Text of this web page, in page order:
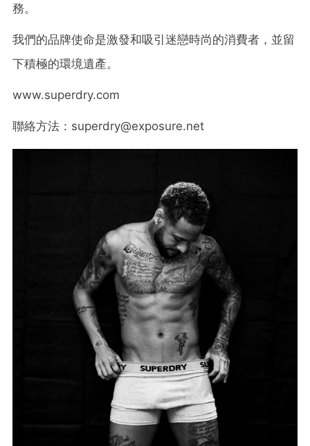
務。
我們的品牌使命是激發和吸引迷戀時尚的消費者，並留
下積極的環境遺產。
www.superdry.com
聯絡方法：superdry@exposure.net